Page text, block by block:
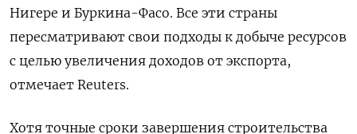
Нигере и Буркина-Фасо. Все эти страны
пересматривают свои подходы к добыче ресурсов
с целью увеличения доходов от экспорта,
отмечает Reuters.
Хотя точные сроки завершения строительства